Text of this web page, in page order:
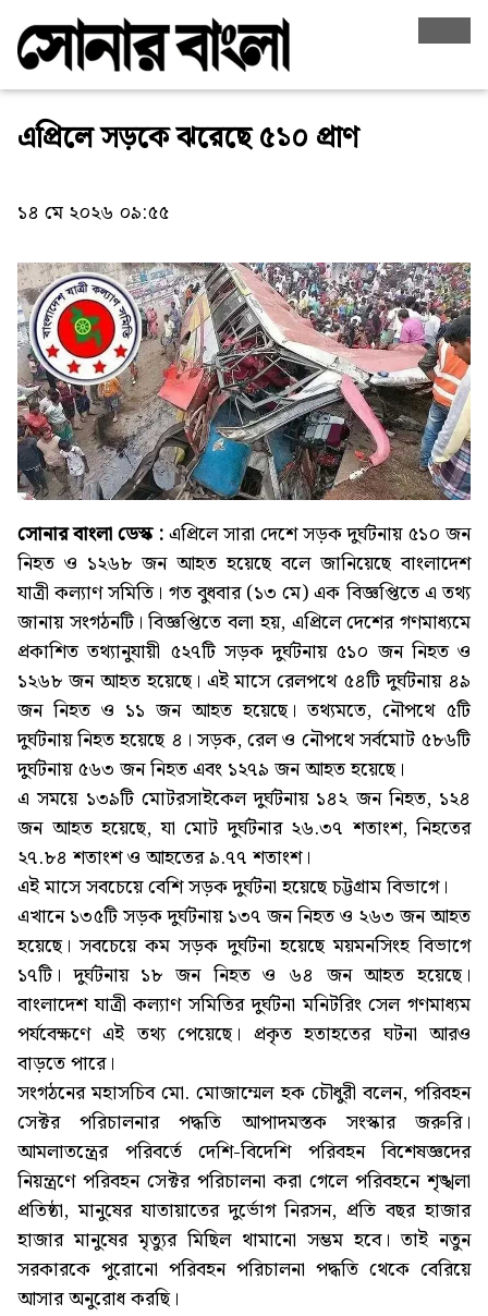
এপ্রিলে সড়কে ঝরেছে ৫১০ প্রাণ
১৪ মে ২০২৬ ০৯:৫৫
সোনার বাংলা ডেস্ক :এপ্রিলে সারা দেশে সড়ক দুর্ঘটনায় ৫১০ জন
নিহত ও ১২৬৮ জন আহত হয়েছে বলে জানিয়েছে বাংলাদেশ
যাত্রী কল্যাণ সমিতি। গত বুধবার (১৩ মে) এক বিজ্ঞপ্তিতে এ তথ্য
জানায় সংগঠনটি। বিজ্ঞপ্তিতে বলা হয়, এপ্রিলে দেশের গণমাধ্যমে
প্রকাশিত তথ্যানুযায়ী ৫২৭টি সড়ক দুর্ঘটনায় ৫১০ জন নিহত ও
১২৬৮ জন আহত হয়েছে। এই মাসে রেলপথে ৫৪টি দুর্ঘটনায় ৪৯
জন নিহত ও ১১ জন আহত হয়েছে। তথ্যমতে, নৌপথে ৫টি
দুর্ঘটনায় নিহত হয়েছে ৪। সড়ক, রেল ও নৌপথে সর্বমোট ৫৮৬টি
দুর্ঘটনায় ৫৬৩ জন নিহত এবং ১২৭৯ জন আহত হয়েছে।
এ সময়ে ১৩৯টি মোটরসাইকেল দুর্ঘটনায় ১৪২ জন নিহত, ১২৪
জন আহত হয়েছে, যা মোট দুর্ঘটনার ২৬.৩৭ শতাংশ, নিহতের
২৭.৮৪ শতাংশ ও আহতের ৯.৭৭ শতাংশ।
এই মাসে সবচেয়ে বেশি সড়ক দুর্ঘটনা হয়েছে চট্টগ্রাম বিভাগে।
এখানে ১৩৫টি সড়ক দুর্ঘটনায় ১৩৭ জন নিহত ও ২৬৩ জন আহত
হয়েছে। সবচেয়ে কম সড়ক দুর্ঘটনা হয়েছে ময়মনসিংহ বিভাগে
১৭টি। দুর্ঘটনায় ১৮ জন নিহত ও ৬৪ জন আহত হয়েছে।
বাংলাদেশ যাত্রী কল্যাণ সমিতির দুর্ঘটনা মনিটরিং সেল গণমাধ্যম
পর্যবেক্ষণে এই তথ্য পেয়েছে। প্রকৃত হতাহতের ঘটনা আরও
বাড়তে পারে।
সংগঠনের মহাসচিব মো. মোজাম্মেল হক চৌধুরী বলেন, পরিবহন
সেক্টর পরিচালনার পদ্ধতি আপাদমস্তক সংস্কার জরুরি।
আমলাতন্ত্রের পরিবর্তে দেশি-বিদেশি পরিবহন বিশেষজ্ঞদের
নিয়ন্ত্রণে পরিবহন সেক্টর পরিচালনা করা গেলে পরিবহনে শৃঙ্খলা
প্রতিষ্ঠা, মানুষের যাতায়াতের দুর্ভোগ নিরসন, প্রতি বছর হাজার
হাজার মানুষের মৃত্যুর মিছিল থামানো সম্ভম হবে। তাই নতুন
সরকারকে পুরোনো পরিবহন পরিচালনা পদ্ধতি থেকে বেরিয়ে
আসার অনুরোধ করছি।